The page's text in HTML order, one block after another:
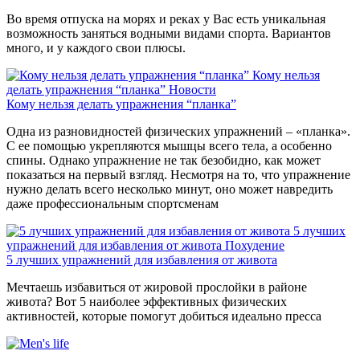
Во время отпуска на морях и реках у Вас есть уникальная
возможность заняться водными видами спорта. Вариантов
много, и у каждого свои плюсы.
Кому нельзя
делать упражнения “планка” Новости
Кому нельзя делать упражнения “планка”
Одна из разновидностей физических упражнений – «планка».
С ее помощью укрепляются мышцы всего тела, а особенно
спины. Однако упражнение не так безобидно, как может
показаться на первый взгляд. Несмотря на то, что упражнение
нужно делать всего несколько минут, оно может навредить
даже профессиональным спортсменам
5 лучших
упражнений для избавления от живота Похудение
5 лучших упражнений для избавления от живота
Мечтаешь избавиться от жировой прослойки в районе
живота? Вот 5 наиболее эффективных физических
активностей, которые помогут добиться идеально пресса